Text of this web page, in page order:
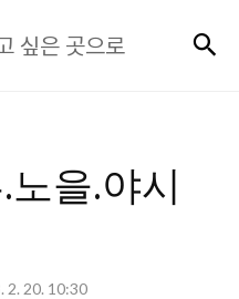
싶은 곳으로
을.야시
2. 20. 10:30